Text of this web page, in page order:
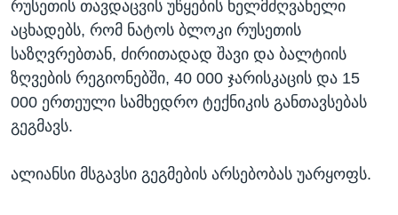
რუსეთის თავდაცვის უწყების ხელმძღვანელი
აცხადებს, რომ ნატოს ბლოკი რუსეთის
საზღვრებთან, ძირითადად შავი და ბალტიის
ზღვების რეგიონებში, 40 000 ჯარისკაცის და 15
000 ერთეული სამხედრო ტექნიკის განთავსებას
გეგმავს.
ალიანსი მსგავსი გეგმების არსებობას უარყოფს.